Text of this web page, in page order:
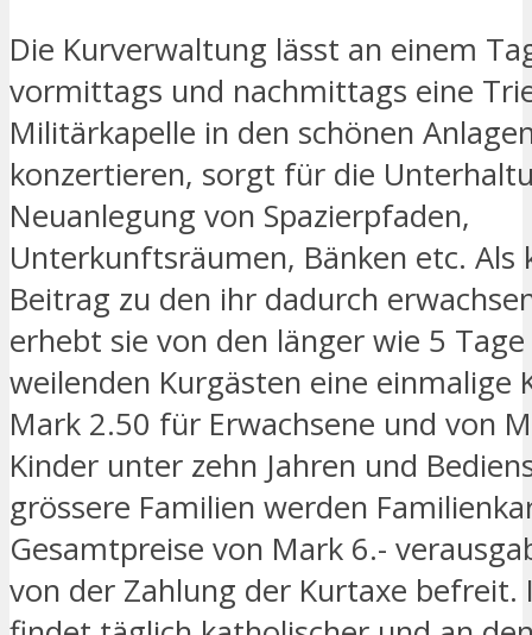
Die Kurverwaltung lässt an einem
vormittags und nachmittags eine
Militärkapelle in den schönen
konzertieren, sorgt für die
Neuanlegung von Spazierpfaden,
Unterkunftsräumen, Bänken etc. Als
Beitrag zu den ihr dadurch
erhebt sie von den länger wie 5
weilenden Kurgästen eine einmalige
Mark 2.50 für Erwachsene und von
Kinder unter zehn Jahren und
grössere Familien werden
Gesamtpreise von Mark 6.-
von der Zahlung der Kurtaxe befreit.